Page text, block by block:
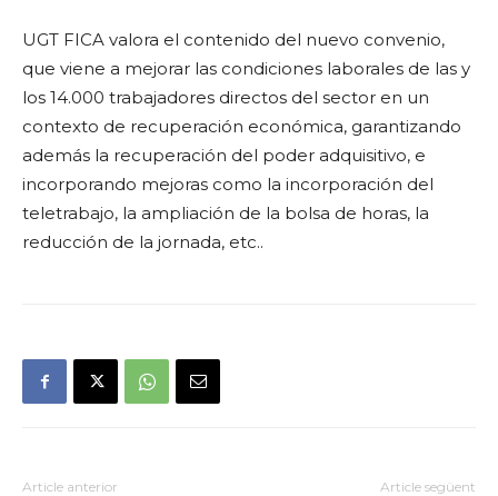
UGT FICA valora el contenido del nuevo convenio,
que viene a mejorar las condiciones laborales de las y
los 14.000 trabajadores directos del sector en un
contexto de recuperación económica, garantizando
además la recuperación del poder adquisitivo, e
incorporando mejoras como la incorporación del
teletrabajo, la ampliación de la bolsa de horas, la
reducción de la jornada, etc..
Article anterior Article següent